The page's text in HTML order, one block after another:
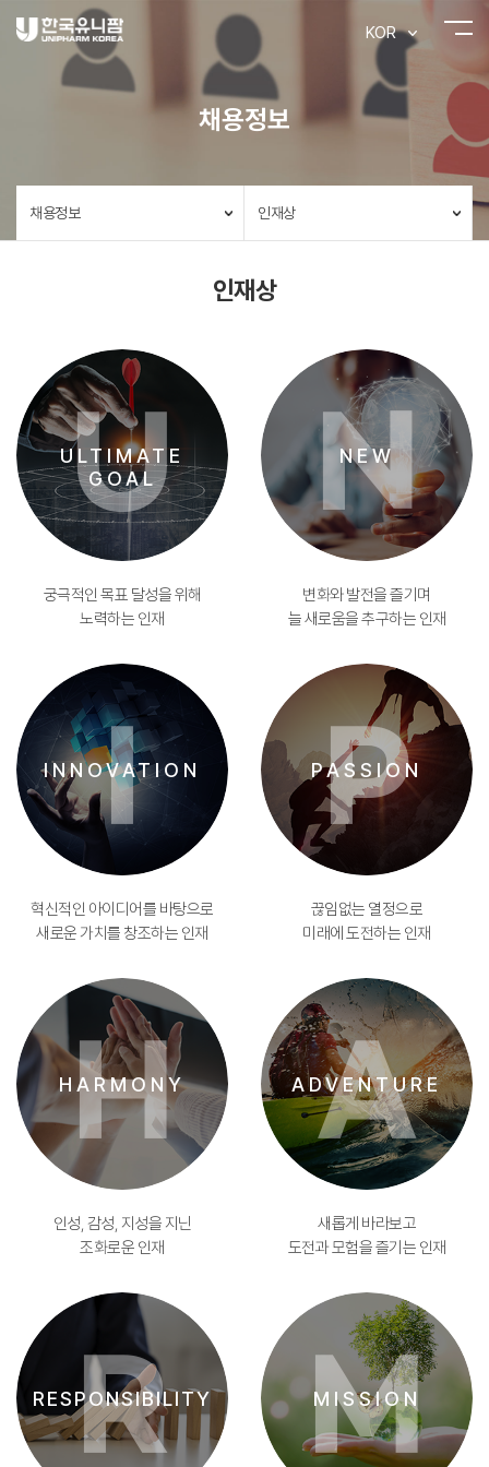
KOR
채용정보
채용정보 인재상
인재상
U
ULTIMATE
GOAL
궁극적인 목표 달성을 위해
노력하는 인재
N
NEW
변화와 발전을 즐기며
늘 새로움을 추구하는 인재
I
INNOVATION
혁신적인 아이디어를 바탕으로
새로운 가치를 창조하는 인재
P
PASSION
끊임없는 열정으로
미래에 도전하는 인재
H
HARMONY
인성, 감성, 지성을 지닌
조화로운 인재
A
ADVENTURE
새롭게 바라보고
도전과 모험을 즐기는 인재
R
RESPONSIBILITY M
MISSION